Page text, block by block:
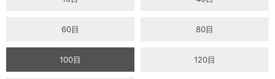
60目 80目
100目 120目